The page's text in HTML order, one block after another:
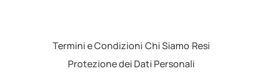
Termini e Condizioni Chi Siamo Resi
Protezione dei Dati Personali